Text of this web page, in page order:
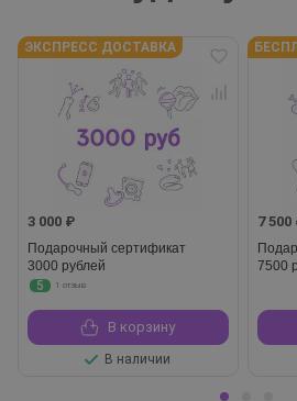
ЭКСПРЕСС ДОСТАВКА
3 000 ₽
Подарочный сертификат
3000 рублей
5
1 отзыв
В корзину
В наличии
7 500
7500